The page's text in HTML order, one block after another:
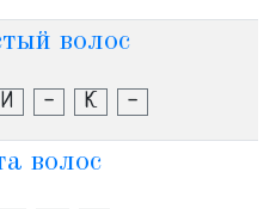
волос
И - К -
волос